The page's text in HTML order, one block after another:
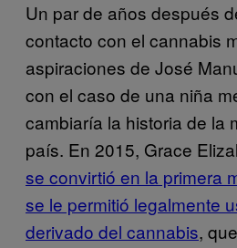
Un par de años después
contacto con el cannabis
aspiraciones de José
con el caso de una niña
cambiaría la historia de la
país. En 2015, Grace
se convirtió en la primera
se le permitió legalmente
derivado del cannabis,